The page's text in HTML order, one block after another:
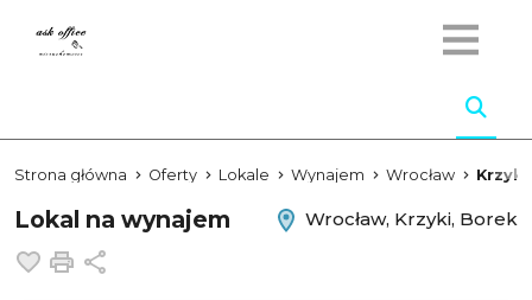
Strona główna Oferty Lokale Wynajem Wrocław Krzyki
Lokal na wynajem
Wrocław, Krzyki, Borek
Dodaj do ulubionych
Drukuj